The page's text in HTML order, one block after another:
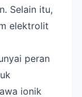
Selain itu,
elektrolit
peran
ionik